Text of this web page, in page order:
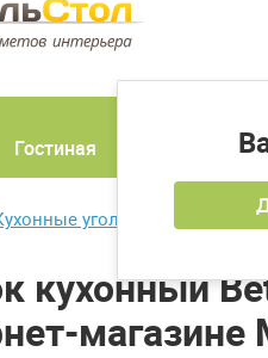
Гостиная
уголки Кухонные
кухонный
магазине